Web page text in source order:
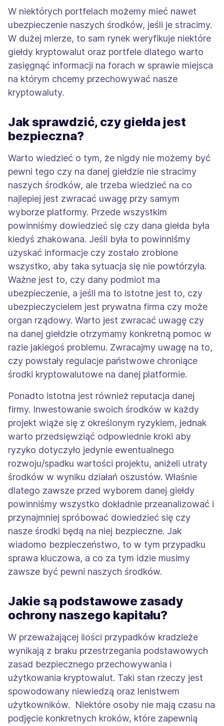
W niektórych portfelach możemy mieć nawet
ubezpieczenie naszych środków, jeśli je stracimy.
W dużej mierze, to sam rynek weryfikuje niektóre
giełdy kryptowalut oraz portfele dlatego warto
zasięgnąć informacji na forach w sprawie miejsca
na którym chcemy przechowywać nasze
kryptowaluty.
Jak sprawdzić, czy giełda jest
bezpieczna?
Warto wiedzieć o tym, że nigdy nie możemy być
pewni tego czy na danej giełdzie nie stracimy
naszych środków, ale trzeba wiedzieć na co
najlepiej jest zwracać uwagę przy samym
wyborze platformy. Przede wszystkim
powinniśmy dowiedzieć się czy dana giełda była
kiedyś zhakowana. Jeśli była to powinniśmy
uzyskać informacje czy zostało zrobione
wszystko, aby taka sytuacja się nie powtórzyła.
Ważne jest to, czy dany podmiot ma
ubezpieczenie, a jeśli ma to istotne jest to, czy
ubezpieczycielem jest prywatna firma czy może
organ rządowy. Warto jest zwracać uwagę czy
na danej giełdzie otrzymamy konkretną pomoc w
razie jakiegoś problemu. Zwracajmy uwagę na to,
czy powstały regulacje państwowe chroniące
środki kryptowalutowe na danej platformie.
Ponadto istotna jest również reputacja danej
firmy. Inwestowanie swoich środków w każdy
projekt wiąże się z określonym ryzykiem, jednak
warto przedsięwziąć odpowiednie kroki aby
ryzyko dotyczyło jedynie ewentualnego
rozwoju/spadku wartości projektu, aniżeli utraty
środków w wyniku działań oszustów. Właśnie
dlatego zawsze przed wyborem danej giełdy
powinniśmy wszystko dokładnie przeanalizować i
przynajmniej spróbować dowiedzieć się czy
nasze środki będą na niej bezpieczne. Jak
wiadomo bezpieczeństwo, to w tym przypadku
sprawa kluczowa, a co za tym idzie musimy
zawsze być pewni naszych środków.
Jakie są podstawowe zasady
ochrony naszego kapitału?
W przeważającej ilości przypadków kradzieże
wynikają z braku przestrzegania podstawowych
zasad bezpiecznego przechowywania i
użytkowania kryptowalut. Taki stan rzeczy jest
spowodowany niewiedzą oraz lenistwem
użytkowników. Niektóre osoby nie mają czasu na
podjęcie konkretnych kroków, które zapewnią